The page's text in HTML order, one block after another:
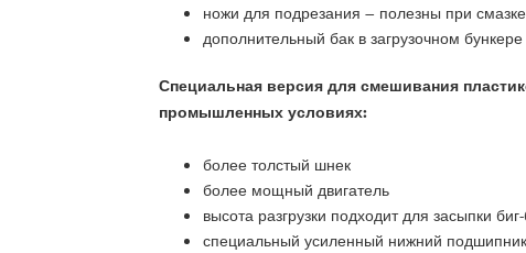
ножи для подрезания – полезны при
дополнительный бак в загрузочном бункере
Специальная версия для смешивания
промышленных условиях:
более толстый шнек
более мощный двигатель
высота разгрузки подходит для засыпки
специальный усиленный нижний подшипник